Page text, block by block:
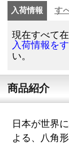
入荷情報 す
現在すべて
入荷情報を
い。
商品紹介
日本が世界
よる、八角